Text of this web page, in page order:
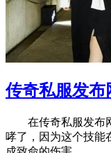
传奇私服发布
在传奇私服发布网
哮了，因为这个技能